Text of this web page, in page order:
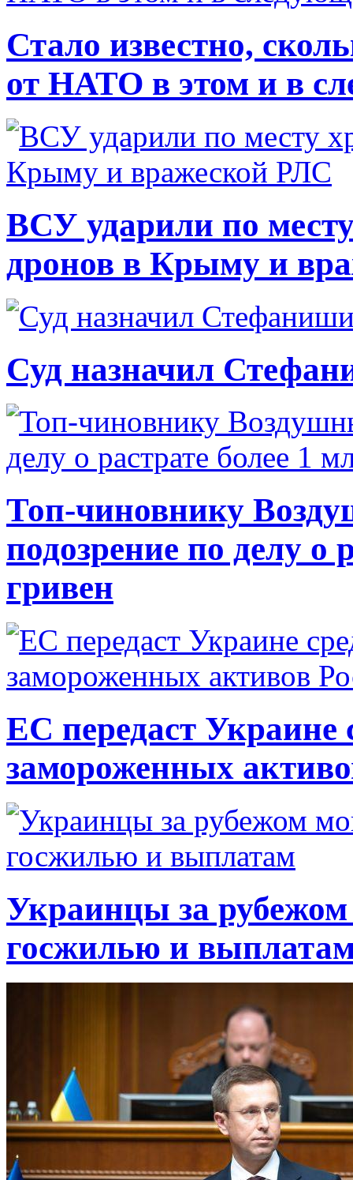
Стало известно,
от НАТО в этом и в
ВСУ ударили по
дронов в Крыму и
Суд назначил
Топ-чиновнику
подозрение по делу о
гривен
ЕС передаст Украине
замороженных
Украинцы за рубежом
госжилью и